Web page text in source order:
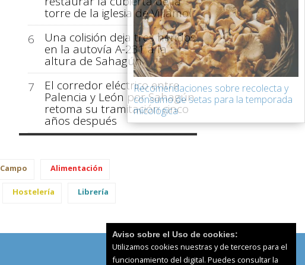
torre de la iglesia de Villamol
6
Una colisión deja tres heridos
en la autovía A-231 a la
altura de Sahagún
7
El corredor eléctrico entre
Palencia y León por Sahagún
retoma su tramitación cinco
años después
Recomendaciones sobre recolecta y
consumo de setas para la temporada
micológica
Campo Alimentación
Hostelería Librería
Aviso sobre el Uso de cookies:
Utilizamos cookies nuestras y de terceros para el
funcionamiento del digital. Puedes consultar la